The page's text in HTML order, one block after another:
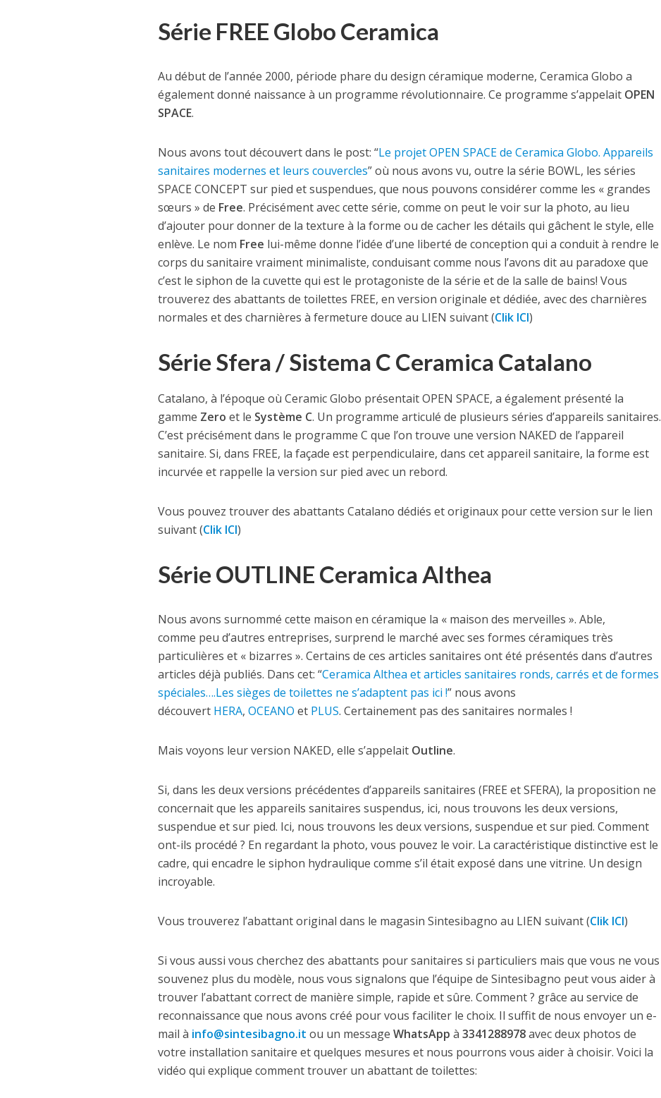
Série FREE Globo Ceramica
Au début de l’année 2000, période phare du design céramique moderne, Ceramica Globo a
également donné naissance à un programme révolutionnaire. Ce programme s’appelait OPEN
SPACE.
Nous avons tout découvert dans le post: “Le projet OPEN SPACE de Ceramica Globo. Appareils
sanitaires modernes et leurs couvercles” où nous avons vu, outre la série BOWL, les séries
SPACE CONCEPT sur pied et suspendues, que nous pouvons considérer comme les « grandes
sœurs » de Free. Précisément avec cette série, comme on peut le voir sur la photo, au lieu
d’ajouter pour donner de la texture à la forme ou de cacher les détails qui gâchent le style, elle
enlève. Le nom Free lui-même donne l’idée d’une liberté de conception qui a conduit à rendre le
corps du sanitaire vraiment minimaliste, conduisant comme nous l’avons dit au paradoxe que
c’est le siphon de la cuvette qui est le protagoniste de la série et de la salle de bains! Vous
trouverez des abattants de toilettes FREE, en version originale et dédiée, avec des charnières
normales et des charnières à fermeture douce au LIEN suivant (Clik ICI)
Série Sfera / Sistema C Ceramica Catalano
Catalano, à l’époque où Ceramic Globo présentait OPEN SPACE, a également présenté la
gamme Zero et le Système C. Un programme articulé de plusieurs séries d’appareils sanitaires.
C’est précisément dans le programme C que l’on trouve une version NAKED de l’appareil
sanitaire. Si, dans FREE, la façade est perpendiculaire, dans cet appareil sanitaire, la forme est
incurvée et rappelle la version sur pied avec un rebord.
Vous pouvez trouver des abattants Catalano dédiés et originaux pour cette version sur le lien
suivant (Clik ICI)
Série OUTLINE Ceramica Althea
Nous avons surnommé cette maison en céramique la « maison des merveilles ». Able,
comme peu d’autres entreprises, surprend le marché avec ses formes céramiques très
particulières et « bizarres ». Certains de ces articles sanitaires ont été présentés dans d’autres
articles déjà publiés. Dans cet: “Ceramica Althea et articles sanitaires ronds, carrés et de formes
spéciales….Les sièges de toilettes ne s’adaptent pas ici !” nous avons
découvert HERA,OCEANO et PLUS. Certainement pas des sanitaires normales !
Mais voyons leur version NAKED, elle s’appelait Outline.
Si, dans les deux versions précédentes d’appareils sanitaires (FREE et SFERA), la proposition ne
concernait que les appareils sanitaires suspendus, ici, nous trouvons les deux versions,
suspendue et sur pied. Ici, nous trouvons les deux versions, suspendue et sur pied. Comment
ont-ils procédé ? En regardant la photo, vous pouvez le voir. La caractéristique distinctive est le
cadre, qui encadre le siphon hydraulique comme s’il était exposé dans une vitrine. Un design
incroyable.
Vous trouverez l’abattant original dans le magasin Sintesibagno au LIEN suivant (Clik ICI)
Si vous aussi vous cherchez des abattants pour sanitaires si particuliers mais que vous ne vous
souvenez plus du modèle, nous vous signalons que l’équipe de Sintesibagno peut vous aider à
trouver l’abattant correct de manière simple, rapide et sûre. Comment ? grâce au service de
reconnaissance que nous avons créé pour vous faciliter le choix. Il suffit de nous envoyer un e-
mail à info@sintesibagno.it ou un messageWhatsApp à3341288978avec deux photos de
votre installation sanitaire et quelques mesures et nous pourrons vous aider à choisir. Voici la
vidéo qui explique comment trouver un abattant de toilettes: